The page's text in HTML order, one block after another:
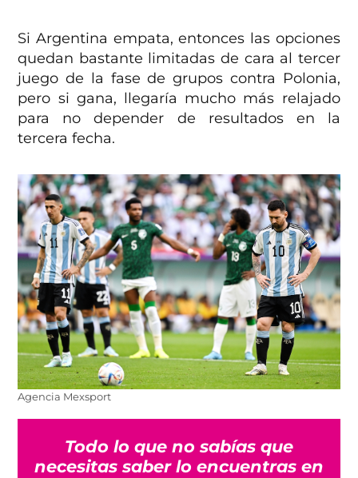
Si Argentina empata, entonces las opciones
quedan bastante limitadas de cara al tercer
juego de la fase de grupos contra Polonia,
pero si gana, llegaría mucho más relajado
para no depender de resultados en la
tercera fecha.
Agencia Mexsport
Todo lo que no sabías que
necesitas saber lo encuentras en